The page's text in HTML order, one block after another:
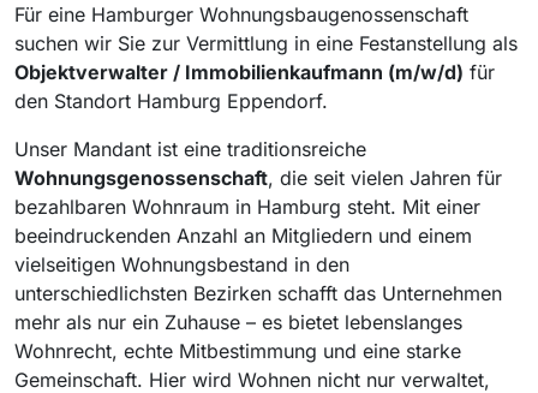
Für eine Hamburger Wohnungsbaugenossenschaft
suchen wir Sie zur Vermittlung in eine Festanstellung als
Objektverwalter / Immobilienkaufmann (m/w/d) für
den Standort Hamburg Eppendorf.
Unser Mandant ist eine traditionsreiche
Wohnungsgenossenschaft, die seit vielen Jahren für
bezahlbaren Wohnraum in Hamburg steht. Mit einer
beeindruckenden Anzahl an Mitgliedern und einem
vielseitigen Wohnungsbestand in den
unterschiedlichsten Bezirken schafft das Unternehmen
mehr als nur ein Zuhause – es bietet lebenslanges
Wohnrecht, echte Mitbestimmung und eine starke
Gemeinschaft. Hier wird Wohnen nicht nur verwaltet,